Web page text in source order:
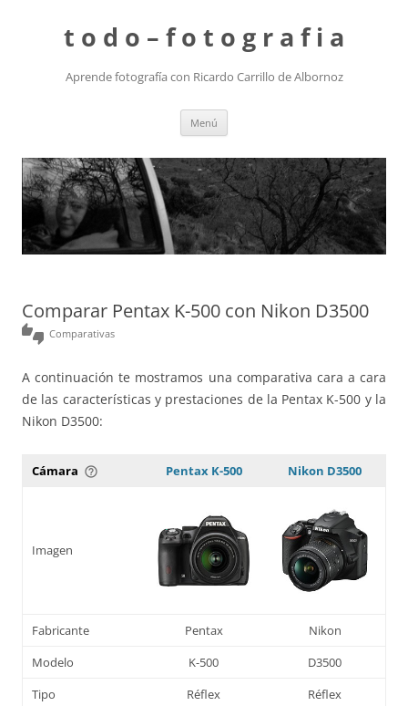
t o d o – f o t o g r a f i a
Aprende fotografía con Ricardo Carrillo de Albornoz
Menú
Comparar Pentax K-500 con Nikon D3500
thumbs_up_down Comparativas
A continuación te mostramos una comparativa cara a cara
de las características y prestaciones de la Pentax K-500 y la
Nikon D3500:
Cámara help_outline Pentax K-500 Nikon D3500
Imagen
Fabricante Pentax
Nikon
Modelo
K-500
D3500
Tipo
Réflex Réflex